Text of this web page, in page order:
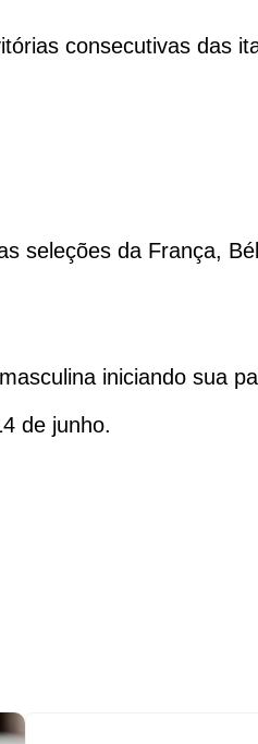
consecutivas das
seleções da França,
iniciando sua
de junho.